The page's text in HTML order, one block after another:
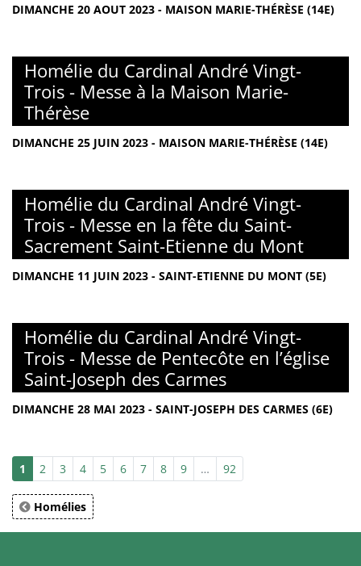
DIMANCHE 20 AOUT 2023 - MAISON MARIE-THÉRÈSE (14E)
Homélie du Cardinal André Vingt-
Trois - Messe à la Maison Marie-
Thérèse
DIMANCHE 25 JUIN 2023 - MAISON MARIE-THÉRÈSE (14E)
Homélie du Cardinal André Vingt-
Trois - Messe en la fête du Saint-
Sacrement Saint-Etienne du Mont
DIMANCHE 11 JUIN 2023 - SAINT-ETIENNE DU MONT (5E)
Homélie du Cardinal André Vingt-
Trois - Messe de Pentecôte en l’église
Saint-Joseph des Carmes
DIMANCHE 28 MAI 2023 - SAINT-JOSEPH DES CARMES (6E)
1 2 3 4 5 6 7 8 9 … 92
Homélies